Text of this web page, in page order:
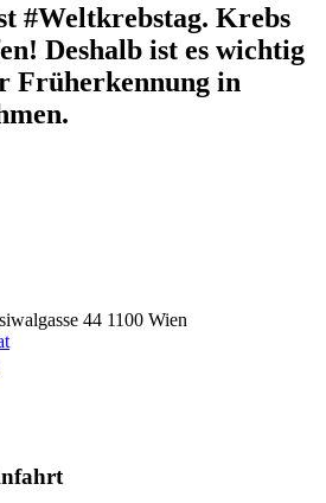
#Weltkrebstag. Krebs
Deshalb ist es wichtig
Früherkennung in
44 1100 Wien